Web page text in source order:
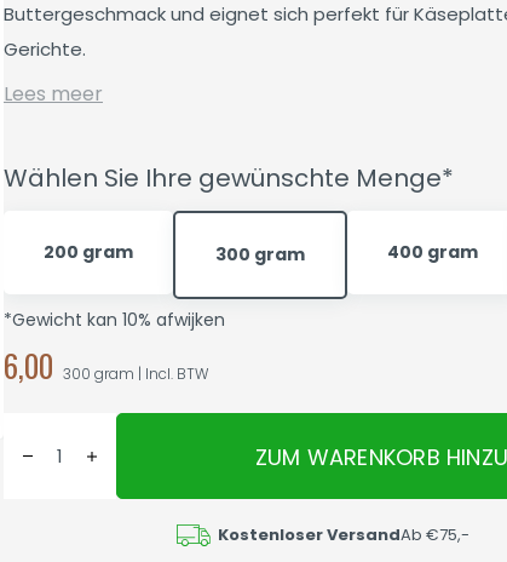
Buttergeschmack und eignet sich perfekt für
Gerichte.
Lees meer
Wählen Sie Ihre gewünschte Menge*
200 gram 300 gram 400 gram
*Gewicht kan 10% afwijken
6,00 300 gram | Incl. BTW
ZUM WARENKORB
Kostenloser VersandAb €75,-